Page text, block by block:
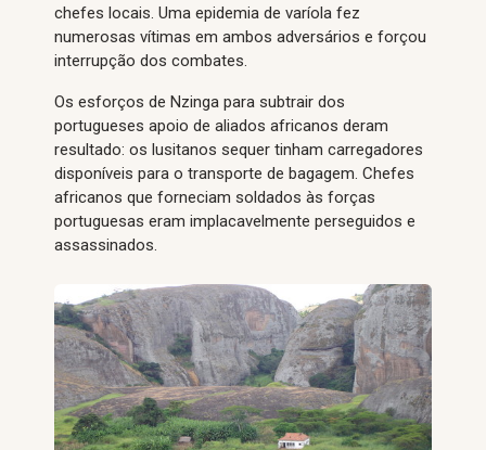
chefes locais. Uma epidemia de varíola fez
numerosas vítimas em ambos adversários e forçou
interrupção dos combates.
Os esforços de Nzinga para subtrair dos
portugueses apoio de aliados africanos deram
resultado: os lusitanos sequer tinham carregadores
disponíveis para o transporte de bagagem. Chefes
africanos que forneciam soldados às forças
portuguesas eram implacavelmente perseguidos e
assassinados.